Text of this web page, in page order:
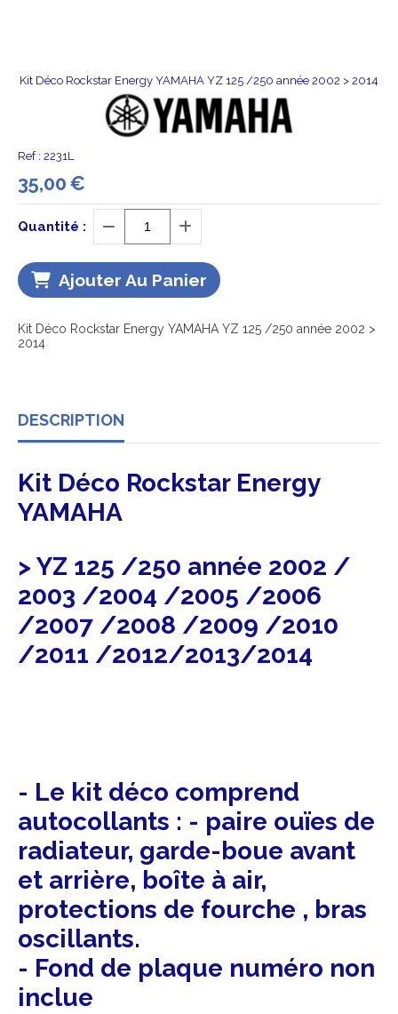
Kit Déco Rockstar Energy YAMAHA YZ 125 /250 année 2002 > 2014
Ref : 2231L
35,00€
Quantité :
Ajouter Au Panier
Kit Déco Rockstar Energy YAMAHA YZ 125 /250 année 2002 >
2014
DESCRIPTION
Kit Déco Rockstar Energy
YAMAHA
> YZ 125 /250 année 2002 /
2003 /2004 /2005 /2006
/2007 /2008 /2009 /2010
/2011 /2012/2013/2014
- Le kit déco comprend
autocollants : - paire ouïes de
radiateur, garde-boue avant
et arrière, boîte à air,
protections de fourche , bras
oscillants.
- Fond de plaque numéro non
inclue